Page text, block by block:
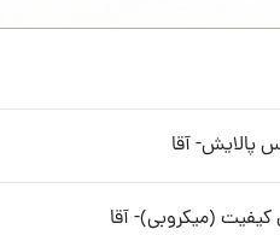
پالایش- آقا
کیفیت (میکروبی)- آقا